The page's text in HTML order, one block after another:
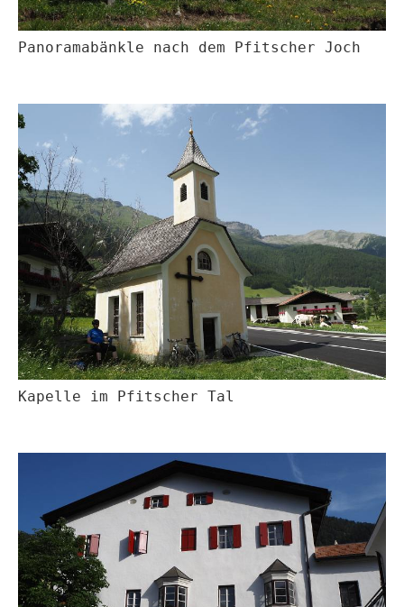
Panoramabänkle nach dem Pfitscher Joch
Kapelle im Pfitscher Tal